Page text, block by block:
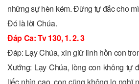
những sự hèn kém. Ðừng tự đắc cho
Ðó là lời Chúa.
Ðáp Ca: Tv 130, 1. 2. 3
Ðáp: Lạy Chúa, xin giữ linh hồn con
Xướng: Lạy Chúa, lòng con không tự
liếc nhìn cao, con cũng không lo nghĩ